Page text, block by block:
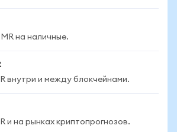
на наличные.
внутри и между блокчейнами.
и на рынках криптопрогнозов.